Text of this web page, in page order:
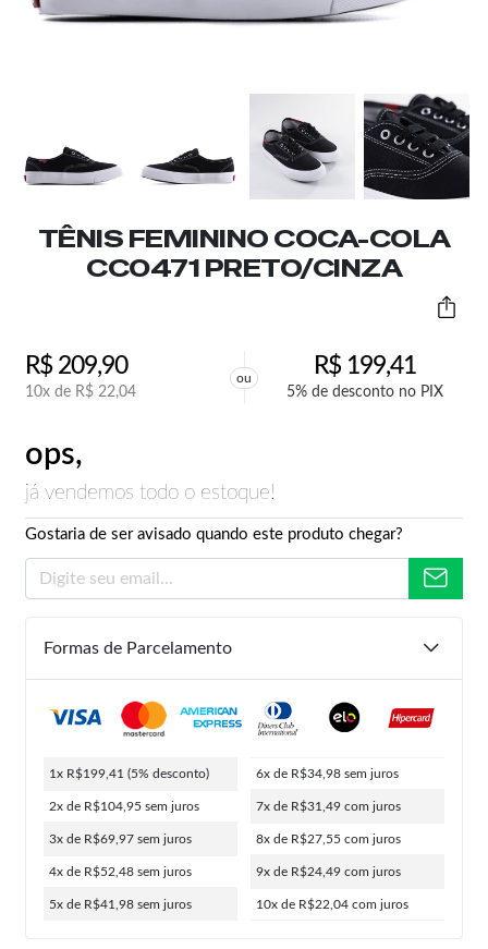
TÊNIS FEMININO COCA-COLA
CC0471 PRETO/CINZA
R$209,90
10x de R$ 22,04
ou R$199,41
5% de desconto no PIX
ops,
já vendemos todo o estoque!
Gostaria de ser avisado quando este produto chegar?
Formas de Parcelamento
1x R$199,41 (5% desconto)
2x de R$104,95 sem juros
3x de R$69,97 sem juros
4x de R$52,48 sem juros
5x de R$41,98 sem juros
6x de R$34,98 sem juros
7x de R$31,49 com juros
8x de R$27,55 com juros
9x de R$24,49 com juros
10x de R$22,04 com juros